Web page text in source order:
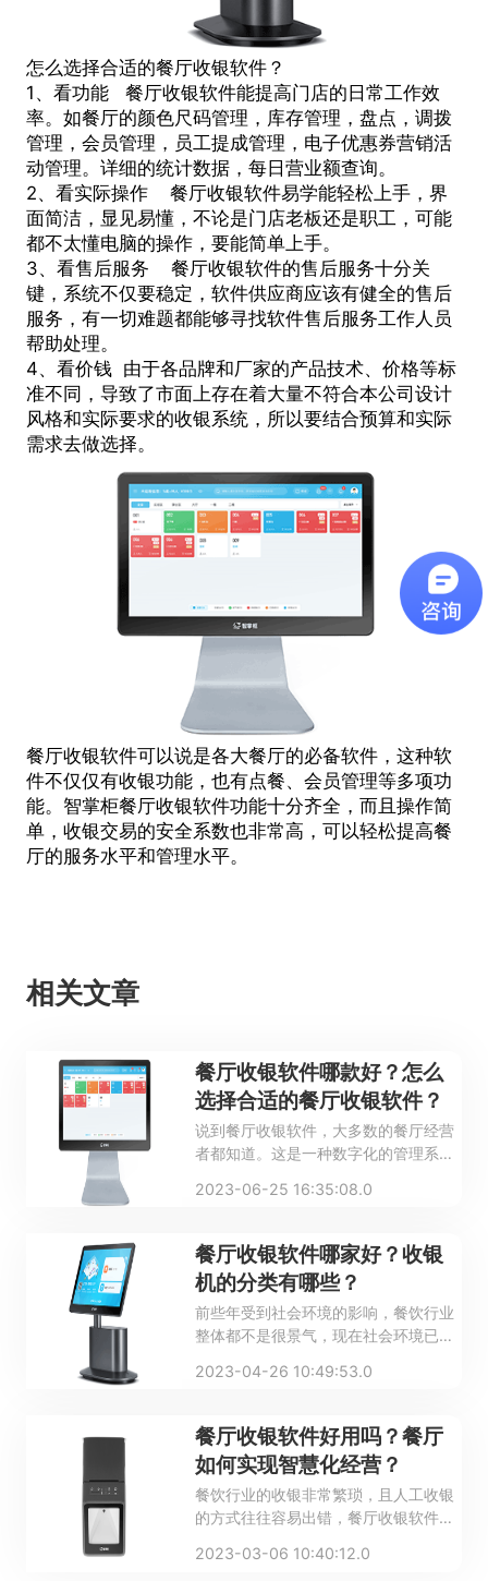
怎么选择合适的餐厅收银软件？
1、看功能 餐厅收银软件能提高门店的日常工作效
率。如餐厅的颜色尺码管理，库存管理，盘点，调拨
管理，会员管理，员工提成管理，电子优惠券营销活
动管理。详细的统计数据，每日营业额查询。
2、看实际操作 餐厅收银软件易学能轻松上手，界
面简洁，显见易懂，不论是门店老板还是职工，可能
都不太懂电脑的操作，要能简单上手。
3、看售后服务 餐厅收银软件的售后服务十分关
键，系统不仅要稳定，软件供应商应该有健全的售后
服务，有一切难题都能够寻找软件售后服务工作人员
帮助处理。
4、看价钱 由于各品牌和厂家的产品技术、价格等标
准不同，导致了市面上存在着大量不符合本公司设计
风格和实际要求的收银系统，所以要结合预算和实际
需求去做选择。
餐厅收银软件可以说是各大餐厅的必备软件，这种软
件不仅仅有收银功能，也有点餐、会员管理等多项功
能。智掌柜餐厅收银软件功能十分齐全，而且操作简
单，收银交易的安全系数也非常高，可以轻松提高餐
厅的服务水平和管理水平。
相关文章
餐厅收银软件哪款好？怎么
选择合适的餐厅收银软件？
说到餐厅收银软件，大多数的餐厅经营
者都知道。这是一种数字化的管理系
作用就是帮助餐厅提高服务效率，顾客
么，餐厅收银软件哪款好？怎么选择合
适的餐厅收银软件？
2023-06-25 16:35:08.0
餐厅收银软件哪家好？收银
机的分类有哪些？
前些年受到社会环境的影响，餐饮行业
整体都不是很景气，现在社会环境已经
春天，但同时也有了非常大的竞争压
菜品的口味，也要提高点餐、上餐和收
款的效率，给消费者带来更好的体验，
这个过程中需要用到餐厅收银软件，那
么餐厅收银软件哪家好？收银机分类有
哪些？
2023-04-26 10:49:53.0
餐厅收银软件好用吗？餐厅
如何实现智慧化经营？
餐饮行业的收银非常繁琐，且人工收银
的方式往往容易出错，餐厅收银软件功
凭借简洁易用、安全稳定、服务周到的
2023-03-06 10:40:12.0